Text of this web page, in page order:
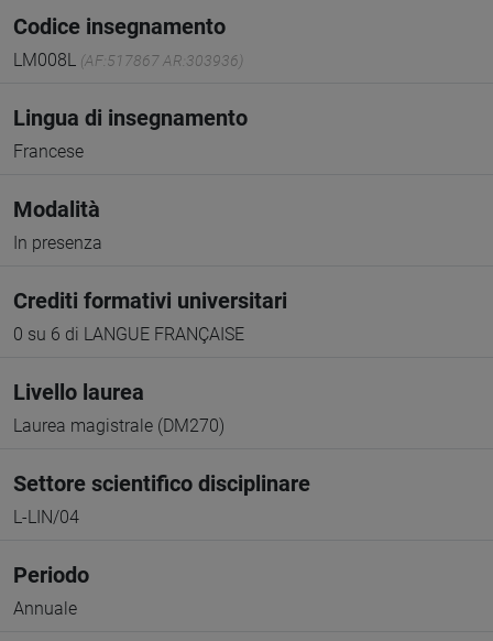
Codice insegnamento
LM008L (AF:517867 AR:303936)
Lingua di insegnamento
Francese
Modalità
In presenza
Crediti formativi universitari
0 su 6 di LANGUE FRANÇAISE
Livello laurea
Laurea magistrale (DM270)
Settore scientifico disciplinare
L-LIN/04
Periodo
Annuale